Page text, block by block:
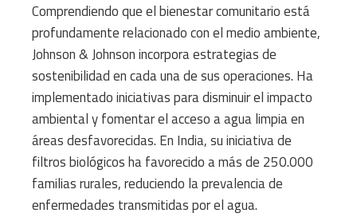
Comprendiendo que el bienestar comunitario está
profundamente relacionado con el medio ambiente,
Johnson & Johnson incorpora estrategias de
sostenibilidad en cada una de sus operaciones. Ha
implementado iniciativas para disminuir el impacto
ambiental y fomentar el acceso a agua limpia en
áreas desfavorecidas. En India, su iniciativa de
filtros biológicos ha favorecido a más de 250.000
familias rurales, reduciendo la prevalencia de
enfermedades transmitidas por el agua.